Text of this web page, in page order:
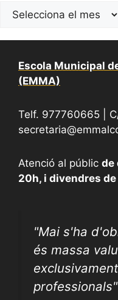
Escola Municipal
(EMMA)
Telf. 977760665 |
Atenció al públic de
20h, i divendres de
"Mai s'ha
és massa